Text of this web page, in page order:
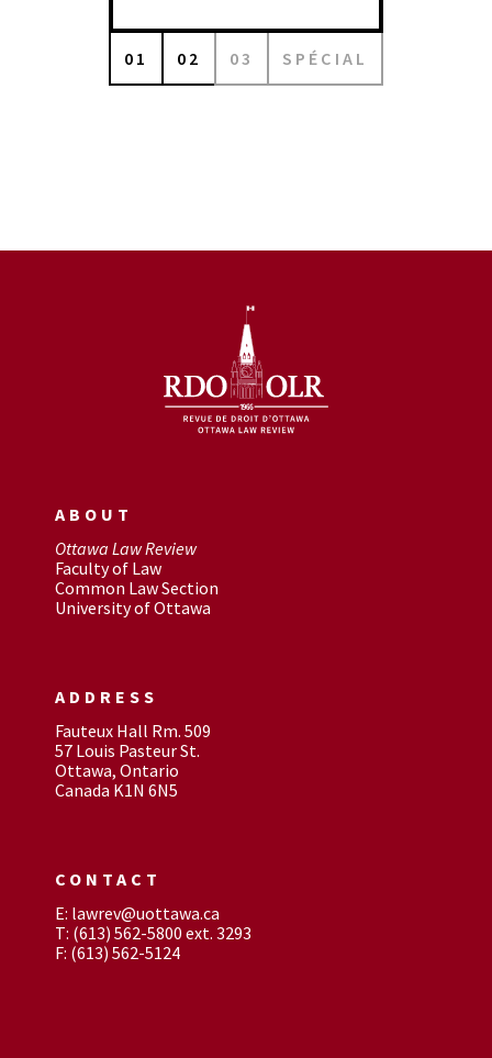
01 02 03 SPÉCIAL
ABOUT
Ottawa Law Review
Faculty of Law
Common Law Section
University of Ottawa
ADDRESS
Fauteux Hall Rm. 509
57 Louis Pasteur St.
Ottawa, Ontario
Canada K1N 6N5
CONTACT
E: lawrev@uottawa.ca
T: (613) 562-5800 ext. 3293
F: (613) 562-5124